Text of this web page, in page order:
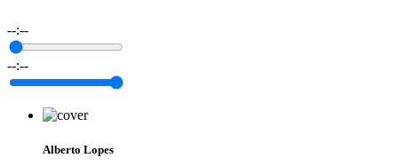
--:--
--:--
Alberto Lopes